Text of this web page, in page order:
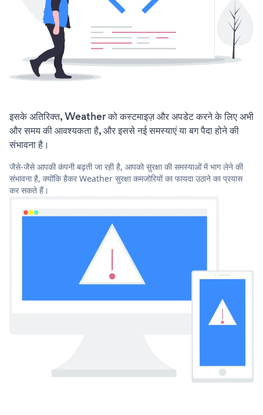
इसके अतिरिक्त, Weather को कस्टमाइज़ और अपडेट करने के लिए अभी
और समय की आवश्यकता है, और इससे नई समस्याएं या बग पैदा होने की
संभावना है।
जैसे-जैसे आपकी कंपनी बढ़ती जा रही है, आपको सुरक्षा की समस्याओं में भाग लेने की
संभावना है, क्योंकि हैकर Weather सुरक्षा कमजोरियों का फायदा उठाने का प्रयास
कर सकते हैं।